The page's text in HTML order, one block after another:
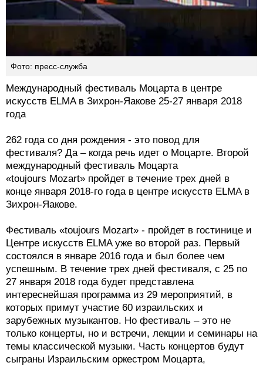
Фото: пресс-служба
Международный фестиваль Моцарта в центре
искусств ELMA в Зихрон-Яакове 25-27 января 2018
года
262 года со дня рождения - это повод для
фестиваля? Да – когда речь идет о Моцарте. Второй
международный фестиваль Моцарта
«toujours Mozart» пройдет в течение трех дней в
конце января 2018-го года в центре искусств ELMA в
Зихрон-Яакове.
Фестиваль «toujours Mozart» - пройдет в гостинице и
Центре искусств ELMA уже во второй раз. Первый
состоялся в январе 2016 года и был более чем
успешным. В течение трех дней фестиваля, с 25 по
27 января 2018 года будет представлена
интереснейшая программа из 29 мероприятий, в
которых примут участие 60 израильских и
зарубежных музыкантов. Но фестиваль – это не
только концерты, но и встречи, лекции и семинары на
темы классической музыки. Часть концертов будут
сыграны Израильским оркестром Моцарта,